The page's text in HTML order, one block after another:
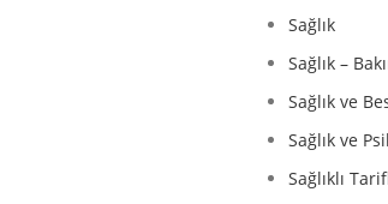
Sağlık
Sağlık –
Sağlık ve
Sağlık ve
Sağlıklı